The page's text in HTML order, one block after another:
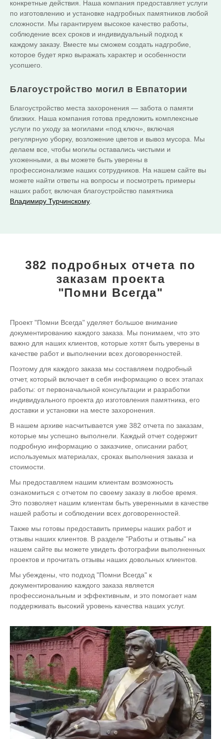
конкретные действия. Наша компания предоставляет услуги
по изготовлению и установке надгробных памятников любой
сложности. Мы гарантируем высокое качество работы,
соблюдение всех сроков и индивидуальный подход к
каждому заказу. Вместе мы сможем создать надгробие,
которое будет ярко выражать характер и особенности
усопшего.
Благоустройство могил в Евпатории
Благоустройство места захоронения — забота о памяти
близких. Наша компания готова предложить комплексные
услуги по уходу за могилами «под ключ», включая
регулярную уборку, возложение цветов и вывоз мусора. Мы
делаем все, чтобы могилы оставались чистыми и
ухоженными, а вы можете быть уверены в
профессионализме наших сотрудников. На нашем сайте вы
можете найти ответы на вопросы и посмотреть примеры
наших работ, включая благоустройство памятника
Владимиру Турчинскому
382 подробных отчета по
заказам проекта
"Помни Всегда"
Проект "Помни Всегда" уделяет большое внимание
документированию каждого заказа. Мы понимаем, что это
важно для наших клиентов, которые хотят быть уверены в
качестве работ и выполнении всех договоренностей.
Поэтому для каждого заказа мы составляем подробный
отчет, который включает в себя информацию о всех этапах
работы: от первоначальной консультации и разработки
индивидуального проекта до изготовления памятника, его
доставки и установки на месте захоронения.
В нашем архиве насчитывается уже 382 отчета по заказам,
которые мы успешно выполнели. Каждый отчет содержит
подробную информацию о заказчике, описании работ,
используемых материалах, сроках выполнения заказа и
стоимости.
Мы предоставляем нашим клиентам возможность
ознакомиться с отчетом по своему заказу в любое время.
Это позволяет нашим клиентам быть уверенными в качестве
нашей работы и соблюдении всех договоренностей.
Также мы готовы предоставить примеры наших работ и
отзывы наших клиентов. В разделе "Работы и отзывы" на
нашем сайте вы можете увидеть фотографии выполненных
проектов и прочитать отзывы наших довольных клиентов.
Мы убеждены, что подход "Помни Всегда" к
документированию каждого заказа является
профессиональным и эффективным, и это помогает нам
поддерживать высокий уровень качества наших услуг.